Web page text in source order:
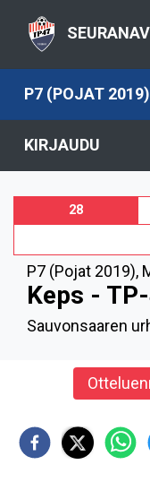
P7 (POJAT 2019)
KIRJAUDU
28
P7 (Pojat 2019),
Keps -
Sauvonsaaren